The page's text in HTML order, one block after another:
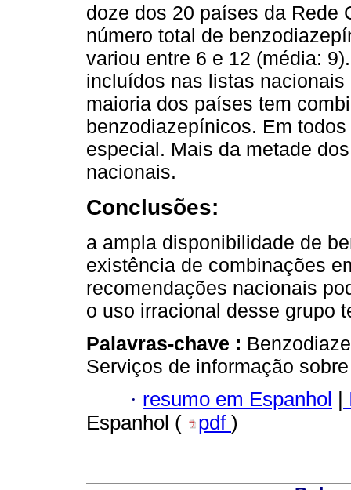
doze dos 20 países da Rede
número total de
variou entre 6 e 12 (média:
incluídos nas listas
maioria dos países tem
benzodiazepínicos. Em
especial. Mais da metade
nacionais.
Conclusões:
a ampla disponibilidade de
existência de combinações
recomendações nacionais
o uso irracional desse grupo
Palavras-chave :
Serviços de informação
· resumo em Espanhol
Espanhol (
pdf )